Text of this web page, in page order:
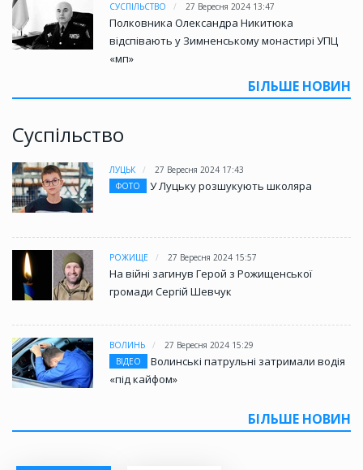
СУСПІЛЬСТВО 27 Вересня 2024 13:47
Полковника Олександра Никитюка
відспівають у Зимненському монастирі УПЦ
«мп»
БІЛЬШЕ НОВИН
Суспільство
ЛУЦЬК
27 Вересня 2024 17:43
ФОТО
У Луцьку розшукують школяра
РОЖИЩЕ 27 Вересня 2024 15:57
На війні загинув Герой з Рожищенської
громади Сергій Шевчук
ВОЛИНЬ
27 Вересня 2024 15:29
ВІДЕО
Волинські патрульні затримали водія
«під кайфом»
БІЛЬШЕ НОВИН